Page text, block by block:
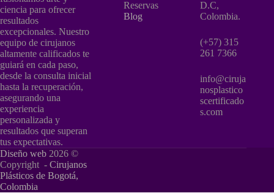
ciencia para ofrecer
resultados
excepcionales. Nuestro
equipo de cirujanos
altamente calificados te
guiará en cada paso,
desde la consulta inicial
hasta la recuperación,
asegurando una
experiencia
personalizada y
resultados que superan
tus expectativas.
Reservas
Blog
D.C,
Colombia.
(+57) 315
261 7366
info@ciruja
nosplastico
scertificado
s.com
Diseño web 2026 ©
Copyright - Cirujanos
Plásticos de Bogotá,
Colombia